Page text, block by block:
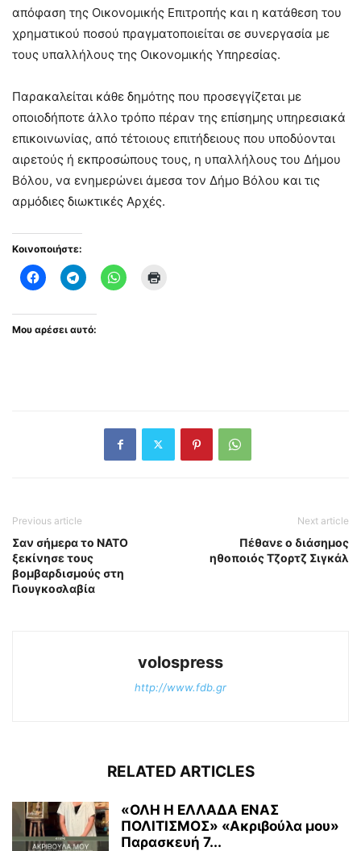
απόφαση της Οικονομικής Επιτροπής και η κατάθεση του
χρηματικού ποσού πραγματοποιείται σε συνεργασία με
τους υπαλλήλους της Οικονομικής Υπηρεσίας.
Παρακαλείται κάθε δημότης που προσεγγίζεται με
οποιοδήποτε άλλο τρόπο πέραν της επίσημης υπηρεσιακά
επικοινωνίας, από τέτοιους επιτήδειους που υποδύονται
αιρετούς ή εκπροσώπους τους, η υπαλλήλους του Δήμου
Βόλου, να ενημερώνει άμεσα τον Δήμο Βόλου και τις
αρμόδιες διωκτικές Αρχές.
Κοινοποιήστε:
Μου αρέσει αυτό:
Previous article
Σαν σήμερα το ΝΑΤΟ
ξεκίνησε τους
βομβαρδισμούς στη
Γιουγκοσλαβία
Next article
Πέθανε ο διάσημος
ηθοποιός Τζορτζ Σιγκάλ
volospress
http://www.fdb.gr
RELATED ARTICLES
«ΟΛΗ Η ΕΛΛΑΔΑ ΕΝΑΣ
ΠΟΛΙΤΙΣΜΟΣ» «Ακριβούλα μου»
Παρασκευή 7...